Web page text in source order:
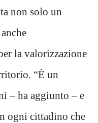
non solo un
la valorizzazione
“È un
– ha aggiunto – e
ogni cittadino che